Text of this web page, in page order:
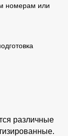
номерам или
различные